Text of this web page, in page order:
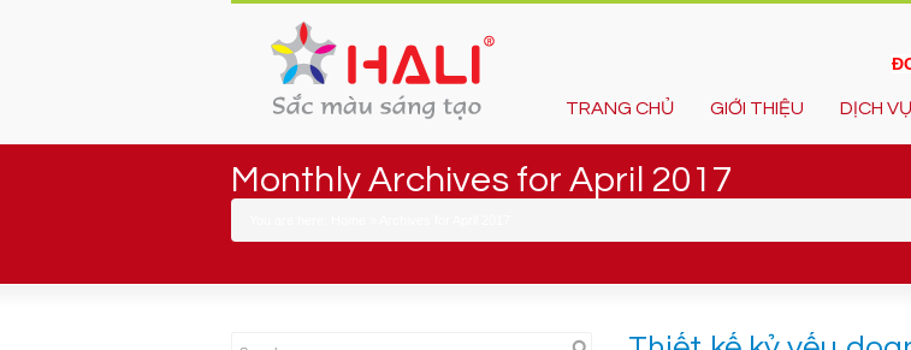
TRANG CHỦ GIỚI THIỆU DỊCH VỤ
Monthly Archives for April 2017